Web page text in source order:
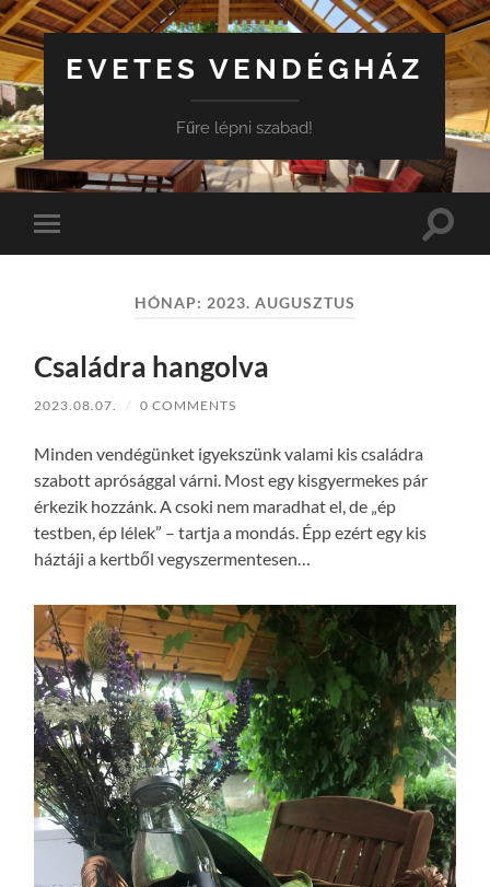
EVETES VENDÉGHÁZ
Fűre lépni szabad!
Toggle
mobile
Toggle
HÓNAP: 2023. AUGUSZTUS
Családra hangolva
2023.08.07. / 0 COMMENTS
Minden vendégünket igyekszünk valami kis családra
szabott aprósággal várni. Most egy kisgyermekes pár
érkezik hozzánk. A csoki nem maradhat el, de „ép
testben, ép lélek” – tartja a mondás. Épp ezért egy kis
háztáji a kertből vegyszermentesen…